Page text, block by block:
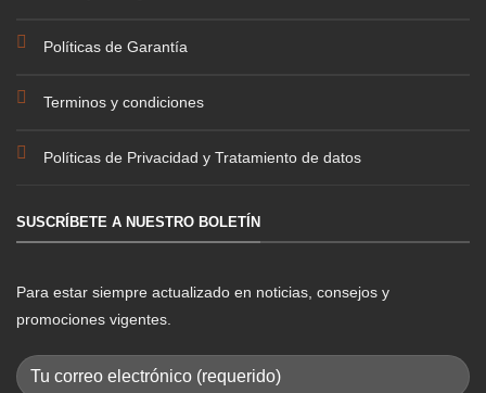
Políticas de Garantía
Terminos y condiciones
Políticas de Privacidad y Tratamiento de datos
SUSCRÍBETE A NUESTRO BOLETÍN
Para estar siempre actualizado en noticias, consejos y
promociones vigentes.